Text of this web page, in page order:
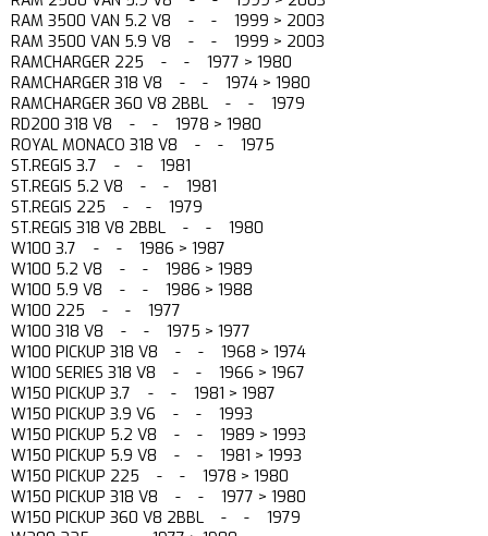
RAM 3500 VAN 5.2 V8 - - 1999 > 2003
RAM 3500 VAN 5.9 V8 - - 1999 > 2003
RAMCHARGER 225 - - 1977 > 1980
RAMCHARGER 318 V8 - - 1974 > 1980
RAMCHARGER 360 V8 2BBL - - 1979
RD200 318 V8 - - 1978 > 1980
ROYAL MONACO 318 V8 - - 1975
ST.REGIS 3.7 - - 1981
ST.REGIS 5.2 V8 - - 1981
ST.REGIS 225 - - 1979
ST.REGIS 318 V8 2BBL - - 1980
W100 3.7 - - 1986 > 1987
W100 5.2 V8 - - 1986 > 1989
W100 5.9 V8 - - 1986 > 1988
W100 225 - - 1977
W100 318 V8 - - 1975 > 1977
W100 PICKUP 318 V8 - - 1968 > 1974
W100 SERIES 318 V8 - - 1966 > 1967
W150 PICKUP 3.7 - - 1981 > 1987
W150 PICKUP 3.9 V6 - - 1993
W150 PICKUP 5.2 V8 - - 1989 > 1993
W150 PICKUP 5.9 V8 - - 1981 > 1993
W150 PICKUP 225 - - 1978 > 1980
W150 PICKUP 318 V8 - - 1977 > 1980
W150 PICKUP 360 V8 2BBL - - 1979